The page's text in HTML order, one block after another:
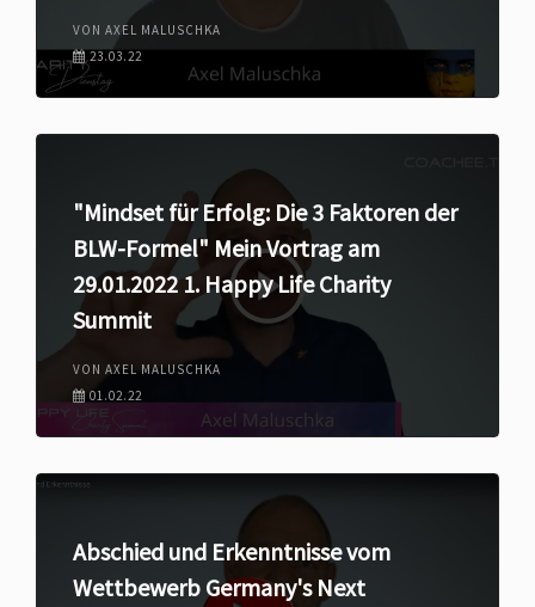
VON AXEL MALUSCHKA
23.03.22
"Mindset für Erfolg: Die 3 Faktoren der
BLW-Formel" Mein Vortrag am
29.01.2022 1. Happy Life Charity
Summit
VON AXEL MALUSCHKA
01.02.22
Abschied und Erkenntnisse vom
Wettbewerb Germany's Next